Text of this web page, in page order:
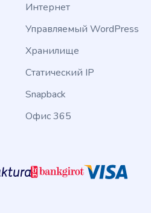
Интернет
Управляемый WordPress
Хранилище
Статический IP
Snapback
Офис 365